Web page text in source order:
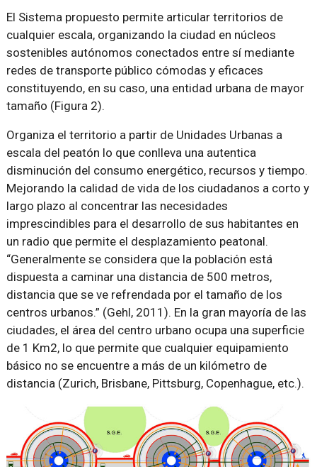
El Sistema propuesto permite articular territorios de
cualquier escala, organizando la ciudad en núcleos
sostenibles autónomos conectados entre sí mediante
redes de transporte público cómodas y eficaces
constituyendo, en su caso, una entidad urbana de mayor
tamaño (Figura 2).
Organiza el territorio a partir de Unidades Urbanas a
escala del peatón lo que conlleva una autentica
disminución del consumo energético, recursos y tiempo.
Mejorando la calidad de vida de los ciudadanos a corto y
largo plazo al concentrar las necesidades
imprescindibles para el desarrollo de sus habitantes en
un radio que permite el desplazamiento peatonal.
“Generalmente se considera que la población está
dispuesta a caminar una distancia de 500 metros,
distancia que se ve refrendada por el tamaño de los
centros urbanos.” (Gehl, 2011). En la gran mayoría de las
ciudades, el área del centro urbano ocupa una superficie
de 1 Km2, lo que permite que cualquier equipamiento
básico no se encuentre a más de un kilómetro de
distancia (Zurich, Brisbane, Pittsburg, Copenhague, etc.).